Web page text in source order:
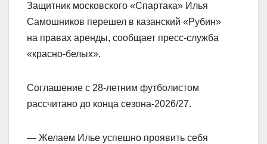
Защитник московского «Спартака» Илья
Самошников перешел в казанский «Рубин»
на правах аренды, сообщает пресс‑служба
«красно‑белых».
Соглашение с 28‑летним футболистом
рассчитано до конца сезона‑2026/27.
— Желаем Илье успешно проявить себя